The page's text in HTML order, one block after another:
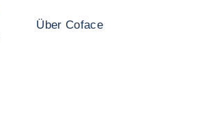
Über Coface